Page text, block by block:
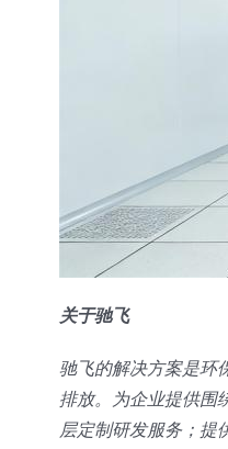
关于驰飞
驰飞的解决方案是环
排放。为企业提供围
层定制研发服务；提